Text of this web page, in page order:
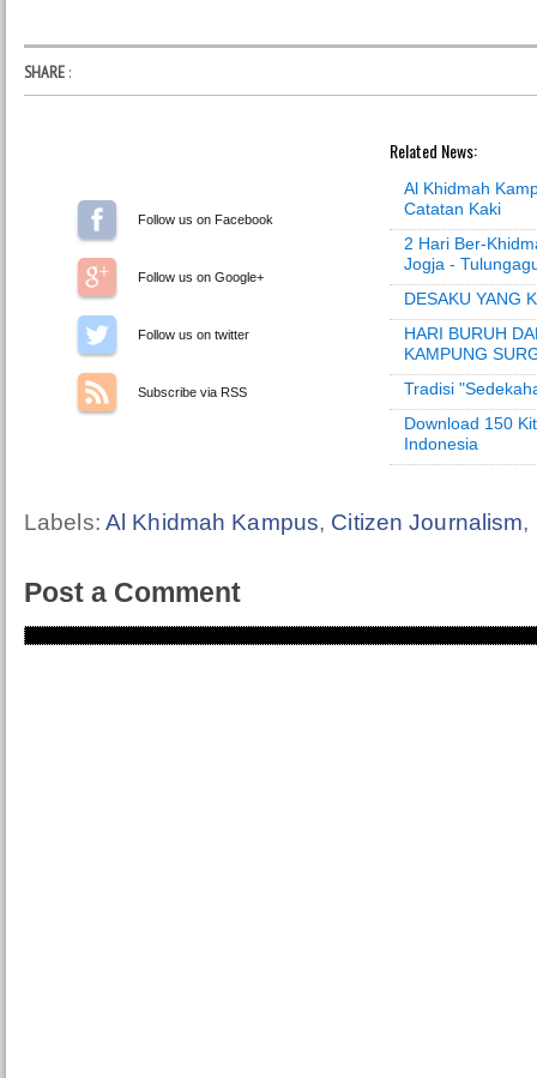
SHARE :
Follow us on Facebook
Follow us on Google+
Follow us on Twitter
Subscribe via RSS
Related News:
Al Khidmah
Catatan Kaki
2 Hari Ber-
Jogja -
DESAKU YANG
HARI BURUH
KAMPUNG
Tradisi
Download 150
Indonesia
Labels: Al Khidmah Kampus, Citizen Journalism,
Post a Comment